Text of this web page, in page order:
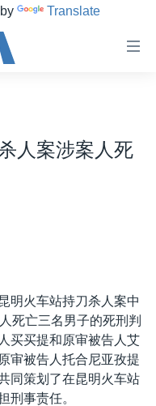
Translate
人案涉案人死
明火车站持刀杀人案中
死亡三名男子的死刑判
买买提和原审被告人艾
审被告人托合尼亚孜提
同策划了在昆明火车站
刑事责任。